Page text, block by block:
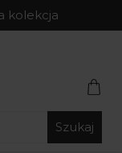
kolekcja
Szukaj